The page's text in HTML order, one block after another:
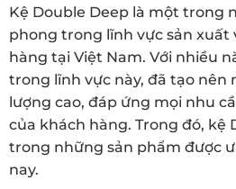
Kệ Double Deep là một trong
phong trong lĩnh vực sản xuất
hàng tại Việt Nam. Với nhiều
trong lĩnh vực này, đã tạo nên
lượng cao, đáp ứng mọi nhu
của khách hàng. Trong đó, kệ
trong những sản phẩm được
nay.